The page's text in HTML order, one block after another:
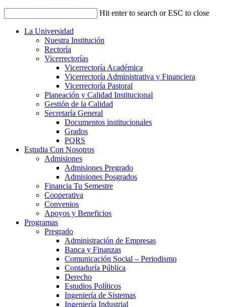
Hit enter to search or ESC to close
La Universidad
Nuestra Institución
Rectoría
Vicerrectorías
Vicerrectoría Académica
Vicerrectoría Administrativa y Financiera
Vicerrectoría Pastoral
Planeación y Calidad Institucional
Gestión de la Calidad
Secretaría General
Documentos institucionales
Grados
PQRS
Estudia Con Nosotros
Admisiones
Admisiones Pregrado
Admisiones Posgrados
Financia Tu Semestre
Cooperativa
Convenios
Apoyos y Beneficios
Programas
Pregrado
Administración de Empresas
Banca y Finanzas
Comunicación Social – Periodismo
Contaduría Pública
Derecho
Estudios Políticos
Ingeniería de Sistemas
Ingeniería Industrial